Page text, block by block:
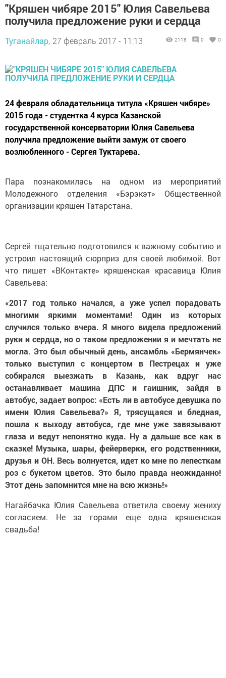
"Кряшен чибяре 2015" Юлия Савельева
получила предложение руки и сердца
Туганайлар, 27 февраль 2017 - 11:13 2118 0 0
24 февраля обладательница титула «Кряшен чибяре»
2015 года - студентка 4 курса Казанской
государственной консерватории Юлия Савельева
получила предложение выйти замуж от своего
возлюбленного - Сергея Туктарева.
Пара познакомилась на одном из мероприятий
Молодежного отделения «Бэрэкэт» Общественной
организации кряшен Татарстана.
Сергей тщательно подготовился к важному событию и
устроил настоящий сюрприз для своей любимой. Вот
что пишет «ВКонтакте» кряшенская красавица Юлия
Савельева:
«2017 год только начался, а уже успел порадовать
многими яркими моментами! Один из которых
случился только вчера. Я много видела предложений
руки и сердца, но о таком предложении я и мечтать не
могла. Это был обычный день, ансамбль «Бермянчек»
только выступил с концертом в Пестрецах и уже
собирался выезжать в Казань, как вдруг нас
останавливает машина ДПС и гаишник, зайдя в
автобус, задает вопрос: «Есть ли в автобусе девушка по
имени Юлия Савельева?» Я, трясущаяся и бледная,
пошла к выходу автобуса, где мне уже завязывают
глаза и ведут непонятно куда. Ну а дальше все как в
сказке! Музыка, шары, фейерверки, его родственники,
друзья и ОН. Весь волнуется, идет ко мне по лепесткам
роз с букетом цветов. Это было правда неожиданно!
Этот день запомнится мне на всю жизнь!»
Нагайбачка Юлия Савельева ответила своему жениху
согласием. Не за горами еще одна кряшенская
свадьба!